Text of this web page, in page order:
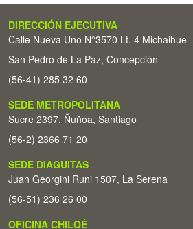
DIRECCIÓN EJECUTIVA
Calle Nueva Uno N°3570 Lt. 4 Michaihue -
San Pedro de La Paz, Concepción
(56-41) 285 32 60
SEDE METROPOLITANA
Sucre 2397, Ñuñoa, Santiago
(56-2) 2366 71 20
SEDE DIAGUITAS
Juan Georgini Runi 1507, La Serena
(56-51) 236 26 00
OFICINA CHILOÉ